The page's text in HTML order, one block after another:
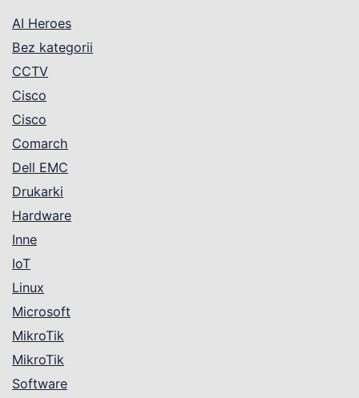
AI Heroes
Bez kategorii
CCTV
Cisco
Cisco
Comarch
Dell EMC
Drukarki
Hardware
Inne
IoT
Linux
Microsoft
MikroTik
MikroTik
Software